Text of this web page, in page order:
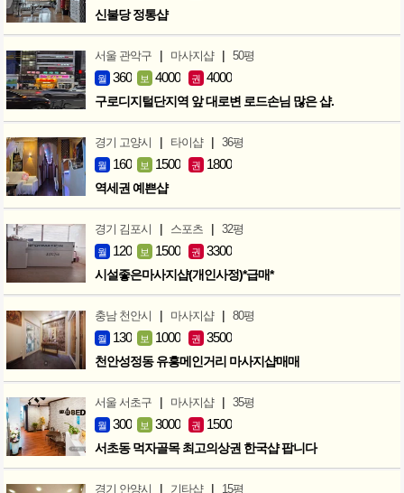
신불당 정통샵
서울 관악구 | 마사지샵 | 50평
월 360 보 4000 권 4000
구로디지털단지역 앞 대로변 로드손님 많은 샵.
경기 고양시 | 타이샵 | 36평
월 160 보 1500 권 1800
역세권 예쁜샵
경기 김포시 | 스포츠 | 32평
월 120 보 1500 권 3300
시설좋은마사지샵(개인사정)*급매*
충남 천안시 | 마사지샵 | 80평
월 130 보 1000 권 3500
천안성정동 유흥메인거리 마사지샵매매
서울 서초구 | 마사지샵 | 35평
월 300 보 3000 권 1500
서초동 먹자골목 최고의상권 한국샵 팝니다
경기 안양시 | 기타샵 | 15평